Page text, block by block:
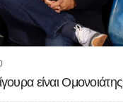
είναι